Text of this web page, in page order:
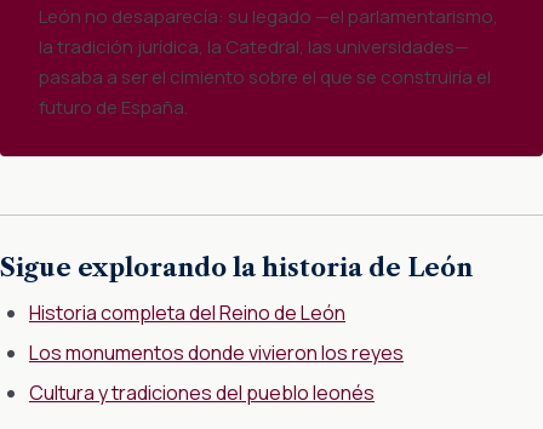
León no desaparecía: su legado —el parlamentarismo,
la tradición jurídica, la Catedral, las universidades—
pasaba a ser el cimiento sobre el que se construiría el
futuro de España.
Sigue explorando la historia de León
Historia completa del Reino de León
Los monumentos donde vivieron los reyes
Cultura y tradiciones del pueblo leonés